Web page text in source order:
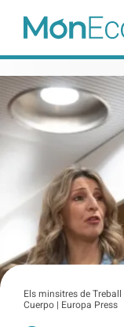
Els minsitres de
Cuerpo | Europa Press